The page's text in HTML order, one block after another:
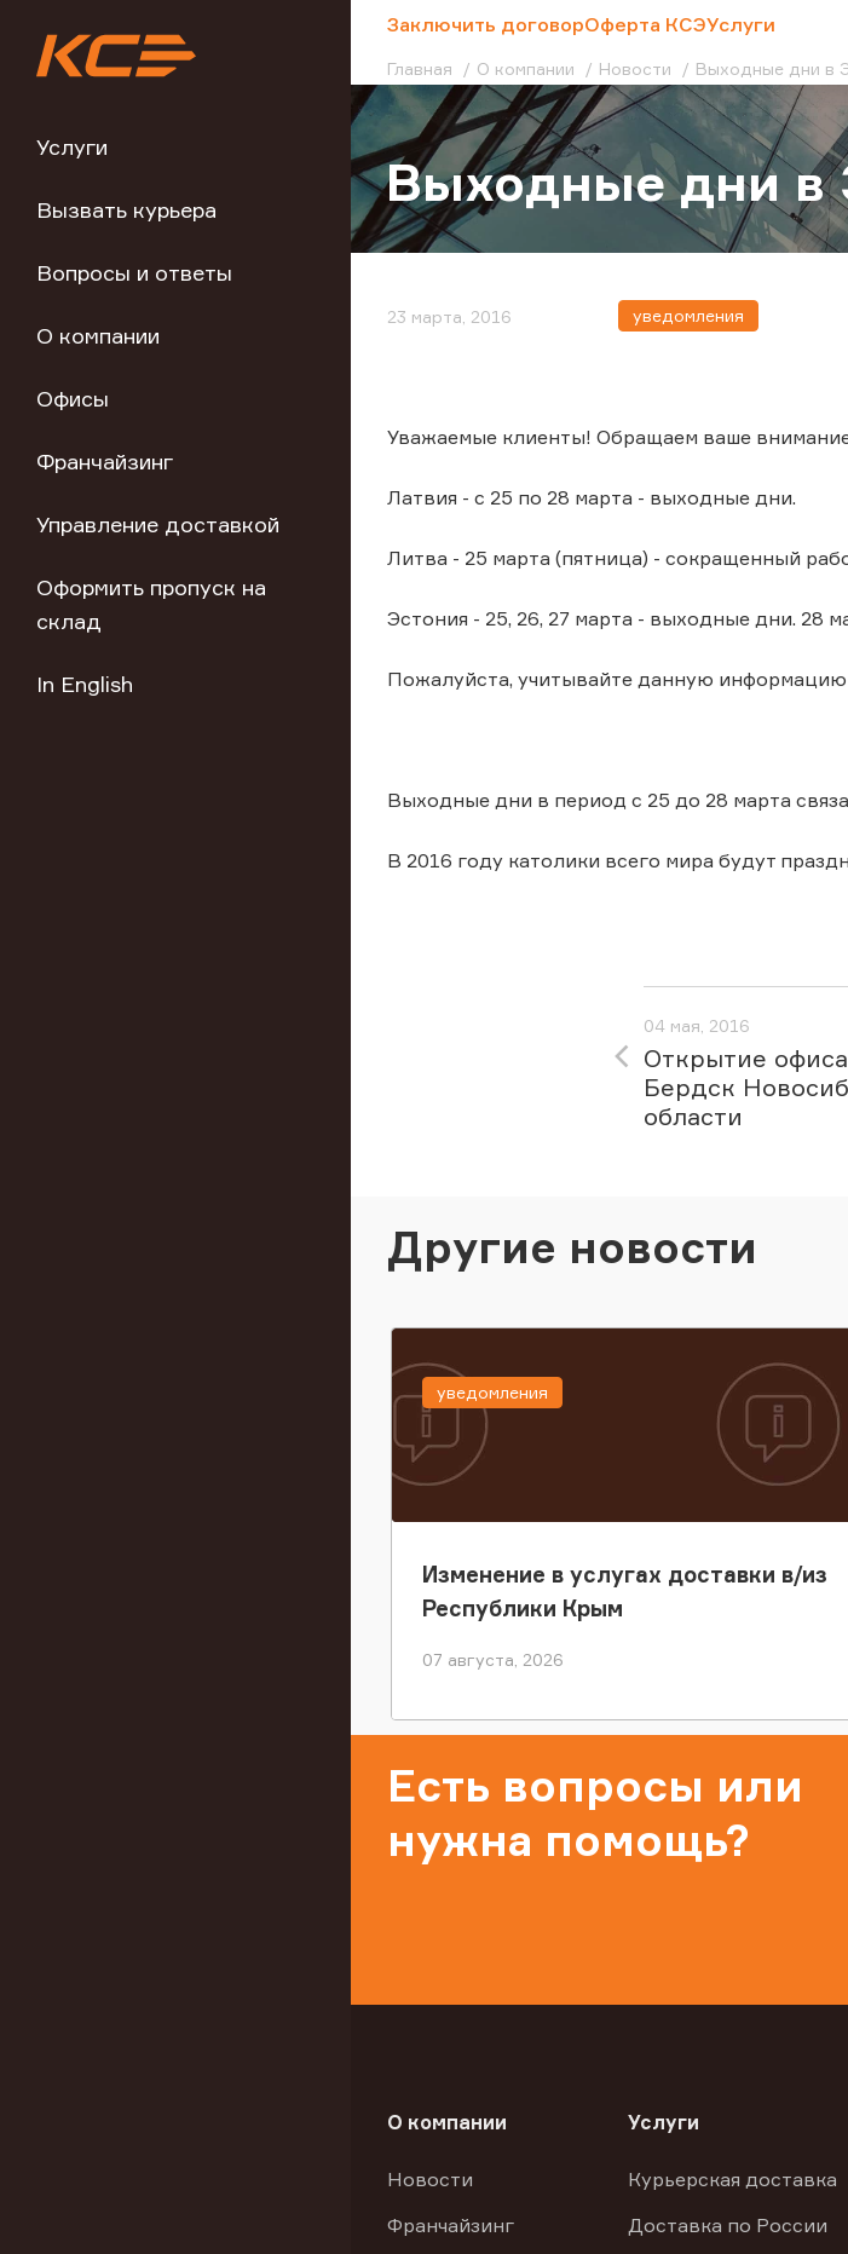
Услуги
Вызвать курьера
Вопросы и ответы
О компании
Офисы
Франчайзинг
Управление доставкой
Оформить пропуск на
склад
In English
Заключить договорОферта КСЭУслуги
Главная О компании Новости Выходные дни в
Выходные дни в
23 марта, 2016 уведомления
Уважаемые клиенты! Обращаем ваше
Латвия - с 25 по 28 марта - выходные дни.
Литва - 25 марта (пятница) - сокращенный
Эстония - 25, 26, 27 марта - выходные дни. 28
Пожалуйста, учитывайте данную
Выходные дни в период с 25 до 28 марта
В 2016 году католики всего мира будут
04 мая, 2016
Открытие офиса
Бердск
области
Другие новости
Изменение в услугах доставки в/из
Республики Крым
07 августа, 2026
уведомления
Есть вопросы или
нужна помощь?
О компании
Новости
Франчайзинг
Услуги
Курьерская доставка
Доставка по России